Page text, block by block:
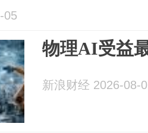
05
物理AI受益
新浪财经 2026-08-